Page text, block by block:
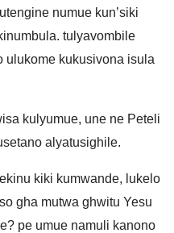
numue kun’siki
tulyavombile
ulukome kukusivona isula
kulyumue, une ne Peteli
alyatusighile.
kiki kumwande, lukelo
gha mutwa ghwitu Yesu
pe umue namuli kanono